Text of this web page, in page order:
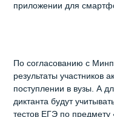
приложении для
По согласованию с
результаты участников
поступлении в вузы. А
диктанта будут
тестов ЕГЭ по предмету